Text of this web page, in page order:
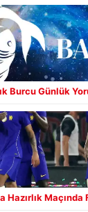
Burcu Günlük
Hazırlık Maçında